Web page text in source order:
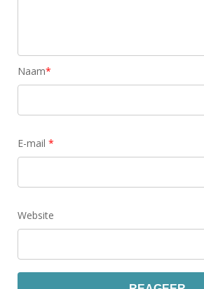
Naam*
E-mail *
Website